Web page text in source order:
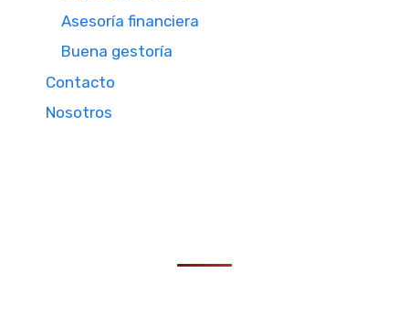
Asesoría financiera
Buena gestoría
Contacto
Nosotros